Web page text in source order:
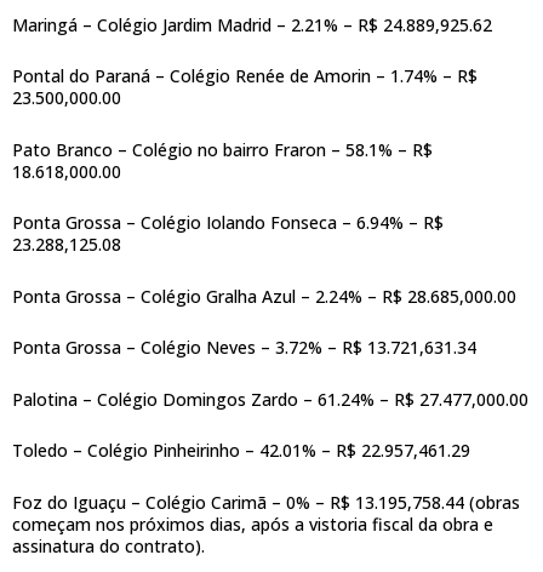
Maringá – Colégio Jardim Madrid – 2.21% – R$ 24.889,925.62
Pontal do Paraná – Colégio Renée de Amorin – 1.74% – R$
23.500,000.00
Pato Branco – Colégio no bairro Fraron – 58.1% – R$
18.618,000.00
Ponta Grossa – Colégio Iolando Fonseca – 6.94% – R$
23.288,125.08
Ponta Grossa – Colégio Gralha Azul – 2.24% – R$ 28.685,000.00
Ponta Grossa – Colégio Neves – 3.72% – R$ 13.721,631.34
Palotina – Colégio Domingos Zardo – 61.24% – R$ 27.477,000.00
Toledo – Colégio Pinheirinho – 42.01% – R$ 22.957,461.29
Foz do Iguaçu – Colégio Carimã – 0% – R$ 13.195,758.44 (obras
começam nos próximos dias, após a vistoria fiscal da obra e
assinatura do contrato).